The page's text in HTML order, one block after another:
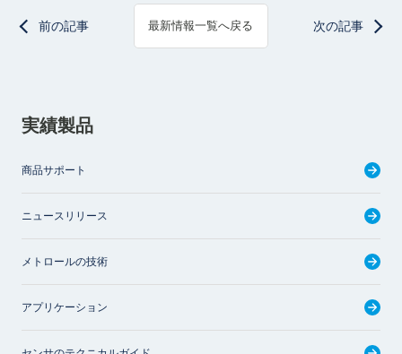
前の記事 最新情報一覧へ戻る 次の記事
実績製品
商品サポート
ニュースリリース
メトロールの技術
アプリケーション